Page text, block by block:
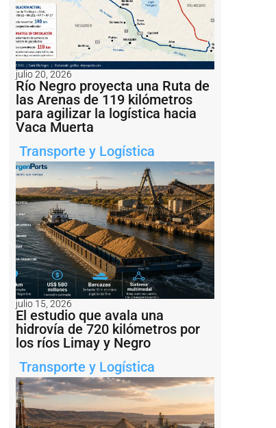
julio 20, 2026
Río Negro proyecta una Ruta de
las Arenas de 119 kilómetros
para agilizar la logística hacia
Vaca Muerta
Transporte y Logística
julio 15, 2026
El estudio que avala una
hidrovía de 720 kilómetros por
los ríos Limay y Negro
Transporte y Logística